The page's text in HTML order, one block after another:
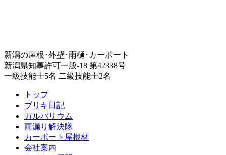
新潟の屋根･外壁･雨樋･カーポート
新潟県知事許可一般-18 第42338号
一級技能士5名 二級技能士2名
トップ
ブリキ日記
ガルバリウム
雨漏り解決隊
カーポート屋根材
会社案内